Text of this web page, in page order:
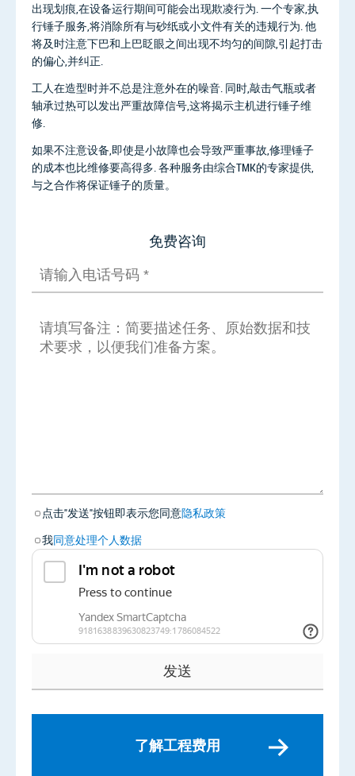
出现划痕,在设备运行期间可能会出现欺凌行为. 一个专家,执
行锤子服务,将消除所有与砂纸或小文件有关的违规行为. 他
将及时注意下巴和上巴眨眼之间出现不均匀的间隙,引起打击
的偏心,并纠正.
工人在造型时并不总是注意外在的噪音. 同时,敲击气瓶或者
轴承过热可以发出严重故障信号,这将揭示主机进行锤子维
修.
如果不注意设备,即使是小故障也会导致严重事故,修理锤子
的成本也比维修要高得多. 各种服务由综合TMK的专家提供,
与之合作将保证锤子的质量。
免费咨询
点击"发送"按钮即表示您同意隐私政策
我同意处理个人数据
了解工程费用